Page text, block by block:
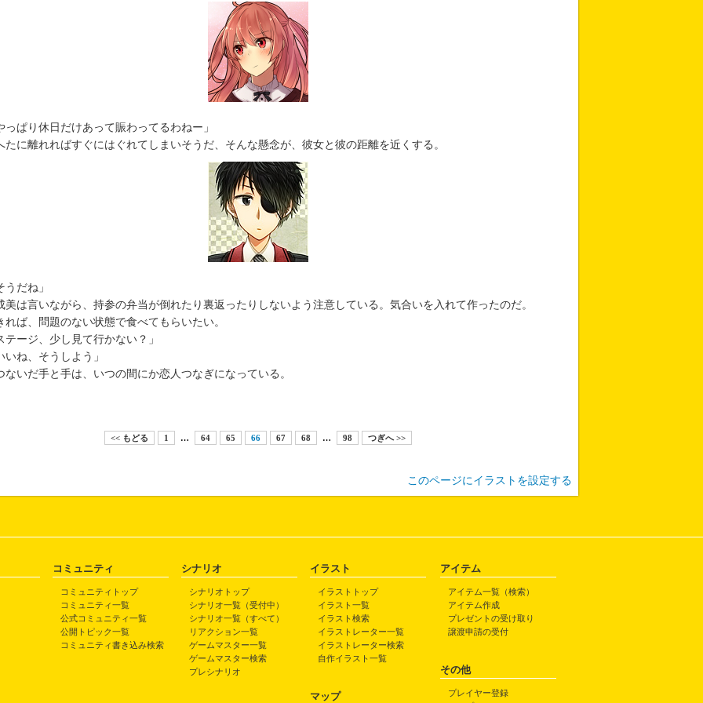
っぱり休日だけあって賑わってるわねー」
に離れればすぐにはぐれてしまいそうだ、そんな懸念が、彼女と彼の距離を近くする。
うだね」
は言いながら、持参の弁当が倒れたり裏返ったりしないよう注意している。気合いを入れて作ったのだ。
れば、問題のない状態で食べてもらいたい。
テージ、少し見て行かない？」
いね、そうしよう」
いだ手と手は、いつの間にか恋人つなぎになっている。
<< もどる 1 … 64 65 66 67 68 … 98 つぎへ >>
このページにイラストを設定する
コミュニティ
コミュニティトップ
コミュニティ一覧
公式コミュニティ一覧
公開トピック一覧
コミュニティ書き込み検索
シナリオ
シナリオトップ
シナリオ一覧（受付中）
シナリオ一覧（すべて）
リアクション一覧
ゲームマスター一覧
ゲームマスター検索
プレシナリオ
イラスト
イラストトップ
イラスト一覧
イラスト検索
イラストレーター一覧
イラストレーター検索
自作イラスト一覧
マップ
アイテム
アイテム一覧（検索）
アイテム作成
プレゼントの受け取り
譲渡申請の受付
その他
プレイヤー登録